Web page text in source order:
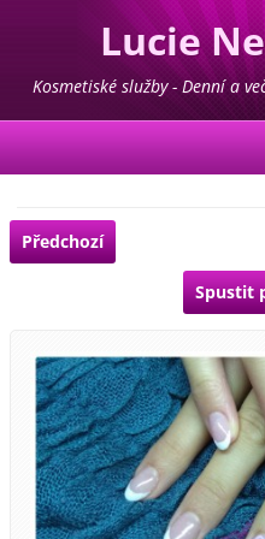
Lucie
Kosmetika
Kosmetiské služby - Denní a
nehtů - Pedikúra - Depilace -
Předchozí
Spustit